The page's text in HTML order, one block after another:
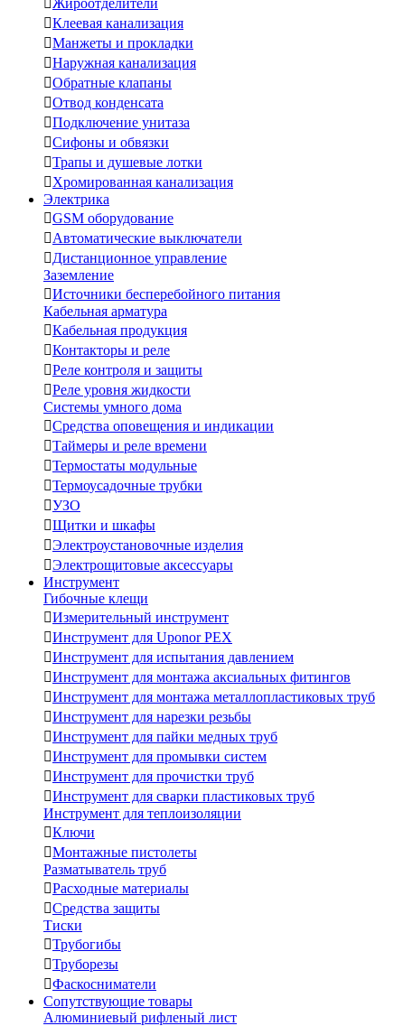
Жироотделители
Клеевая канализация
Манжеты и прокладки
Наружная канализация
Обратные клапаны
Отвод конденсата
Подключение унитаза
Сифоны и обвязки
Трапы и душевые лотки
Хромированная канализация
Электрика
GSM оборудование
Автоматические выключатели
Дистанционное управление
Заземление
Источники бесперебойного питания
Кабельная арматура
Кабельная продукция
Контакторы и реле
Реле контроля и защиты
Реле уровня жидкости
Системы умного дома
Средства оповещения и индикации
Таймеры и реле времени
Термостаты модульные
Термоусадочные трубки
УЗО
Щитки и шкафы
Электроустановочные изделия
Электрощитовые аксессуары
Инструмент
Гибочные клещи
Измерительный инструмент
Инструмент для Uponor PEX
Инструмент для испытания давлением
Инструмент для монтажа аксиальных фитингов
Инструмент для монтажа металлопластиковых труб
Инструмент для нарезки резьбы
Инструмент для пайки медных труб
Инструмент для промывки систем
Инструмент для прочистки труб
Инструмент для сварки пластиковых труб
Инструмент для теплоизоляции
Ключи
Монтажные пистолеты
Разматыватель труб
Расходные материалы
Средства защиты
Тиски
Трубогибы
Труборезы
Фаскосниматели
Сопутствующие товары
Алюминиевый рифленый лист